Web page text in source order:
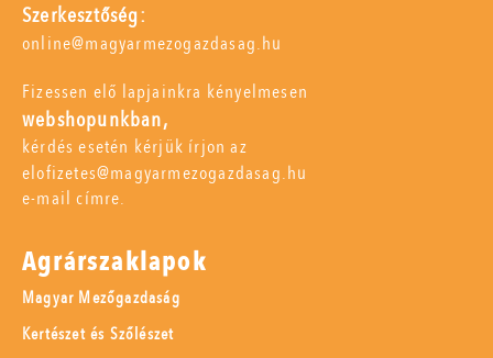
Szerkesztőség:
online@magyarmezogazdasag.hu
Fizessen elő lapjainkra kényelmesen
webshopunkban,
kérdés esetén kérjük írjon az
elofizetes@magyarmezogazdasag.hu
e-mail címre.
Agrárszaklapok
Magyar Mezőgazdaság
Kertészet és Szőlészet